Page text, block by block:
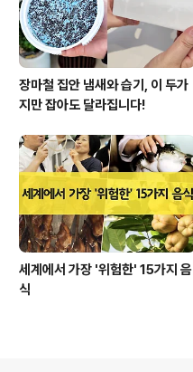
장마철 집안 냄새와 습기, 이 두가
지만 잡아도 달라집니다!
세계에서 가장 '위험한' 15가지 음
식